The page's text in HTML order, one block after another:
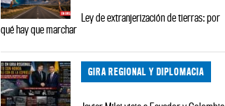
Ley de extranjerización de tierras: por
qué hay que marchar
GIRA REGIONAL Y DIPLOMACIA